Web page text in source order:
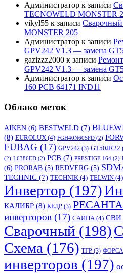
Администратор к записи
TECNOWELD MONSTER
vikyl55 к записи
MONSTER 205
Администратор к записи
GPV242 V1.3 — замена
gazizzz2000 к записи
GPV242 V1.3 — замена
Администратор к записи
160 PCB 64171 IND11
Облако меток
AIKEN (6) BESTWELD (7)
(8) EUROLUX (4) FGH40N60SFD (2)
FUBAG (17) GPV242 (3) GT50JR22
(2) L6386ED (2) PCB (7) PRESTIGE 164 (2)
(6) PRORAB (5) REDVERG (5)
TECHNIC (7) TECHNIK (4) TELWIN (4)
Инвертор (197)
КАЛИБР (8) КЕДР (3) РЕСАНТА
инверторов (17) САИПА (4) СВИ
Сварочный (198)
Схема (176) ТГР (3)
инверторов (197)